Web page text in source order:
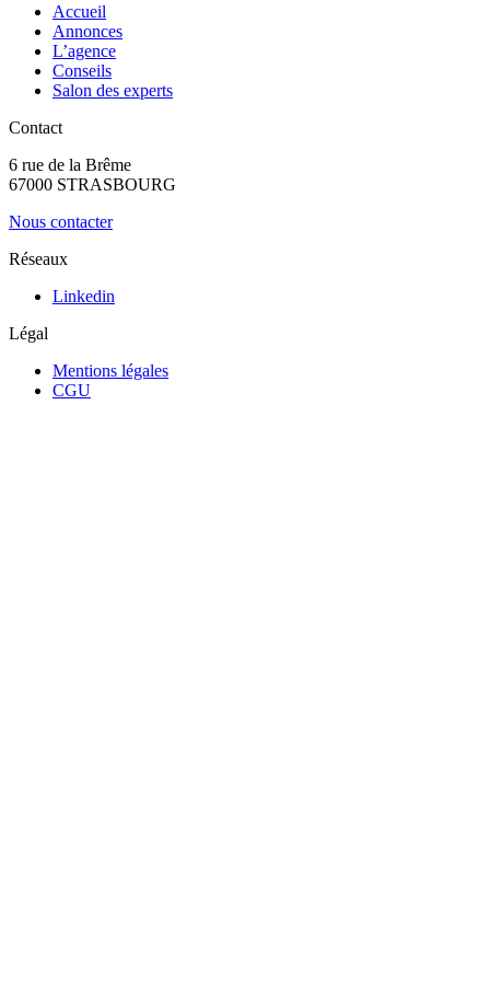
Accueil
Annonces
L’agence
Conseils
Salon des experts
Contact
6 rue de la Brême
67000 STRASBOURG
Nous contacter
Réseaux
Linkedin
Légal
Mentions légales
CGU